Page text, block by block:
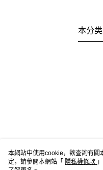
本分
本網站中使用cookie，欲查詢有
定，請參閱本網站「 隱私權條款